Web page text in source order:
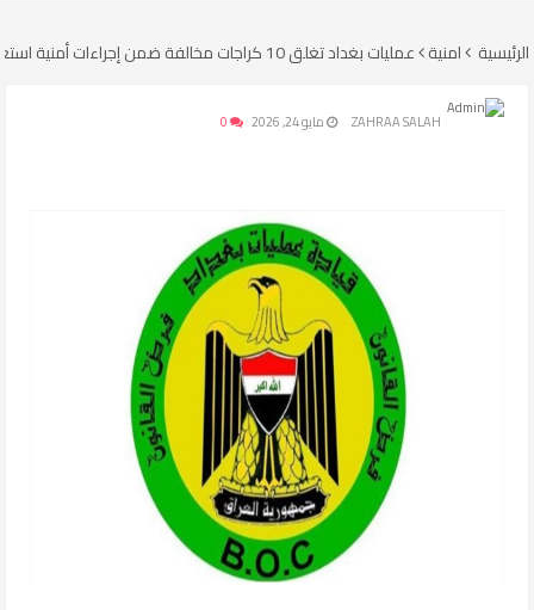
الرئيسية امنية عمليات بغداد تغلق 10 كراجات مخالفة ضمن إجراءات أمنية استعداداً للعيد
ZAHRAA SALAH مايو 24, 2026